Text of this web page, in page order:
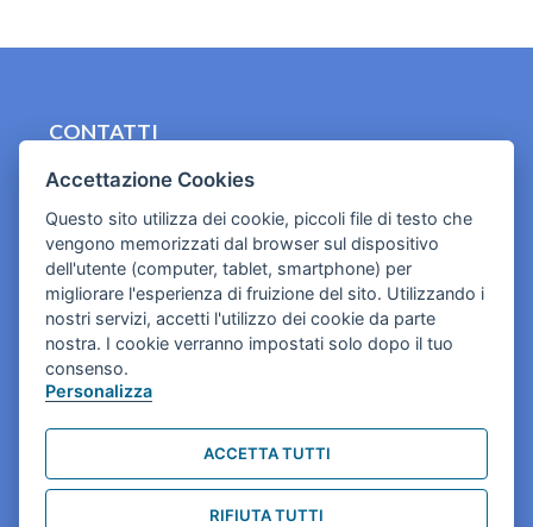
CONTATTI
contact.originebologna@gmail.com
Cookies e informativa privacy
Accettazione Cookies
Questo sito utilizza dei cookie, piccoli file di testo che
vengono memorizzati dal browser sul dispositivo
dell'utente (computer, tablet, smartphone) per
migliorare l'esperienza di fruizione del sito. Utilizzando i
nostri servizi, accetti l'utilizzo dei cookie da parte
nostra. I cookie verranno impostati solo dopo il tuo
consenso.
Personalizza
ACCETTA TUTTI
RIFIUTA TUTTI